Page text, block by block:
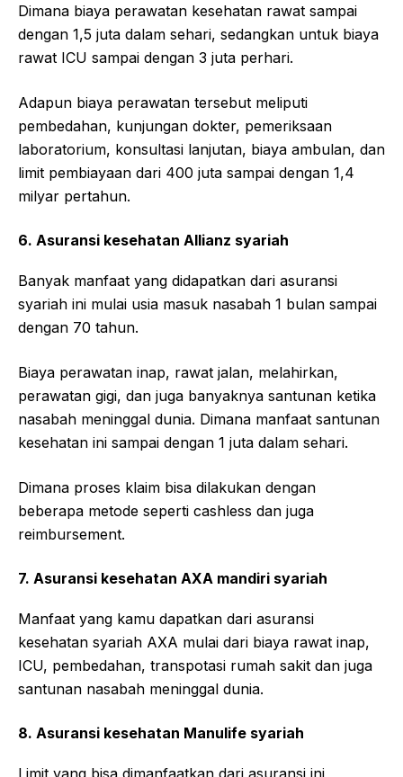
Dimana biaya perawatan kesehatan rawat sampai
dengan 1,5 juta dalam sehari, sedangkan untuk biaya
rawat ICU sampai dengan 3 juta perhari.
Adapun biaya perawatan tersebut meliputi
pembedahan, kunjungan dokter, pemeriksaan
laboratorium, konsultasi lanjutan, biaya ambulan, dan
limit pembiayaan dari 400 juta sampai dengan 1,4
milyar pertahun.
6. Asuransi kesehatan Allianz syariah
Banyak manfaat yang didapatkan dari asuransi
syariah ini mulai usia masuk nasabah 1 bulan sampai
dengan 70 tahun.
Biaya perawatan inap, rawat jalan, melahirkan,
perawatan gigi, dan juga banyaknya santunan ketika
nasabah meninggal dunia. Dimana manfaat santunan
kesehatan ini sampai dengan 1 juta dalam sehari.
Dimana proses klaim bisa dilakukan dengan
beberapa metode seperti cashless dan juga
reimbursement.
7. Asuransi kesehatan AXA mandiri syariah
Manfaat yang kamu dapatkan dari asuransi
kesehatan syariah AXA mulai dari biaya rawat inap,
ICU, pembedahan, transpotasi rumah sakit dan juga
santunan nasabah meninggal dunia.
8. Asuransi kesehatan Manulife syariah
Limit yang bisa dimanfaatkan dari asuransi ini